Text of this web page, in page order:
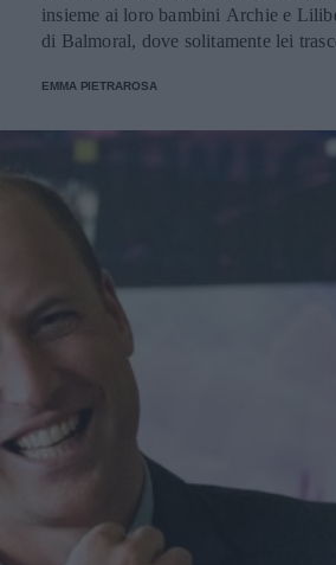
insieme ai loro bambini Archie e
di Balmoral, dove solitamente lei
EMMA PIETRAROSA